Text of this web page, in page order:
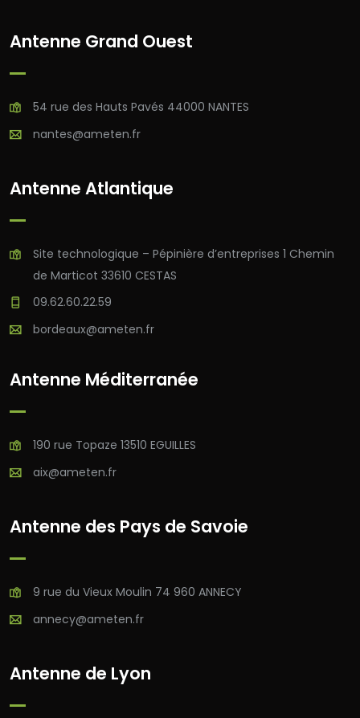
Antenne Grand Ouest
54 rue des Hauts Pavés 44000 NANTES
nantes@ameten.fr
Antenne Atlantique
Site technologique – Pépinière d’entreprises 1 Chemin
de Marticot 33610 CESTAS
09.62.60.22.59
bordeaux@ameten.fr
Antenne Méditerranée
190 rue Topaze 13510 EGUILLES
aix@ameten.fr
Antenne des Pays de Savoie
9 rue du Vieux Moulin 74 960 ANNECY
annecy@ameten.fr
Antenne de Lyon